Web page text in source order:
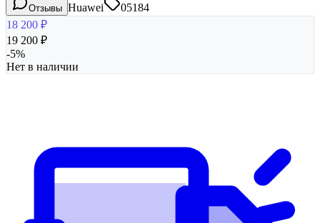
Отзывы Huawei
05184
18 200 ₽
19 200 ₽
-5%
Нет в наличии